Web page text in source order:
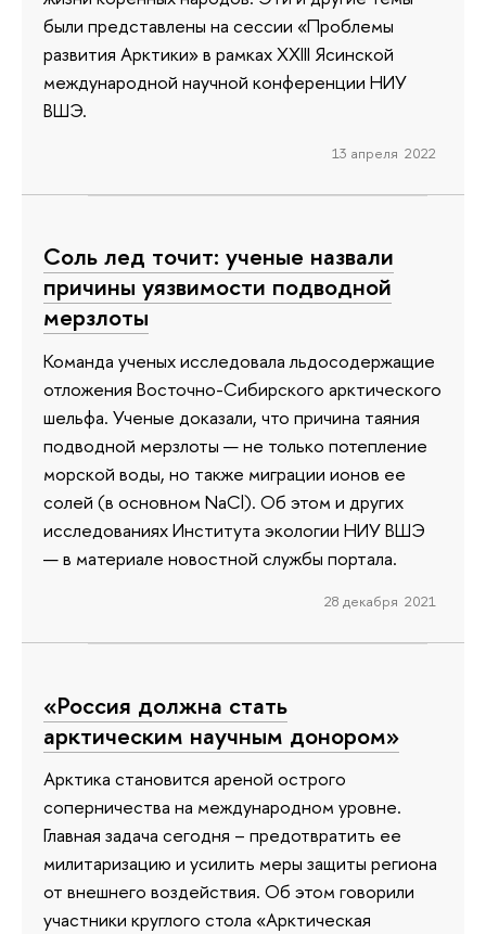
были представлены на сессии «Проблемы
развития Арктики» в рамках XXIII Ясинской
международной научной конференции НИУ
ВШЭ.
13 апреля 2022
Соль лед точит: ученые назвали
причины уязвимости подводной
мерзлоты
Команда ученых исследовала льдосодержащие
отложения Восточно-Сибирского арктического
шельфа. Ученые доказали, что причина таяния
подводной мерзлоты — не только потепление
морской воды, но также миграции ионов ее
солей (в основном NaCl). Об этом и других
исследованиях Института экологии НИУ ВШЭ
— в материале новостной службы портала.
28 декабря 2021
«Россия должна стать
арктическим научным донором»
Арктика становится ареной острого
соперничества на международном уровне.
Главная задача сегодня – предотвратить ее
милитаризацию и усилить меры защиты региона
от внешнего воздействия. Об этом говорили
участники круглого стола «Арктическая